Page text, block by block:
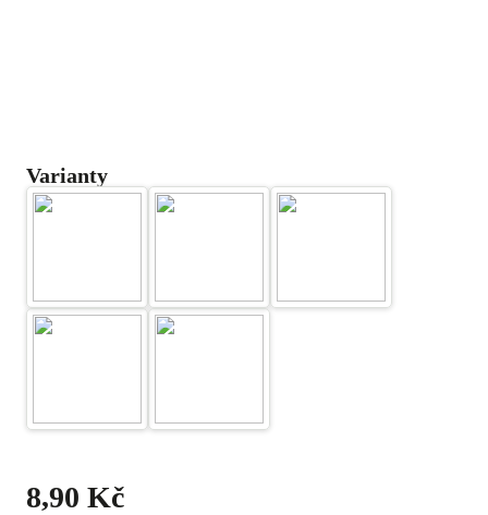
Varianty
8,90 Kč